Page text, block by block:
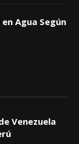
Agua Según
Venezuela